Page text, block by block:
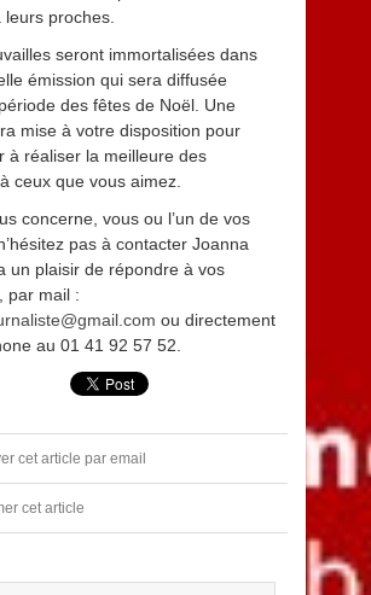
leurs proches.
seront immortalisées dans
émission qui sera diffusée
des fêtes de Noël. Une
mise à votre disposition pour
à réaliser la meilleure des
ceux que vous aimez.
concerne, vous ou l’un de vos
pas à contacter Joanna
un plaisir de répondre à vos
par mail :
ou directement
au 01 41 92 57 52.
cet article par email
cet article